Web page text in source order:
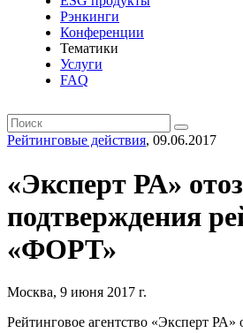
Рэнкинги
Конференции
Тематики
Услуги
FAQ
Рейтинговые действия, 09.06.2017
«Эксперт РА»
подтверждения
«ФОРТ»
Москва, 9 июня 2017 г.
Рейтинговое агентство «Эксперт РА»